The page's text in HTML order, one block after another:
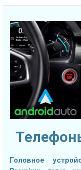
Головное